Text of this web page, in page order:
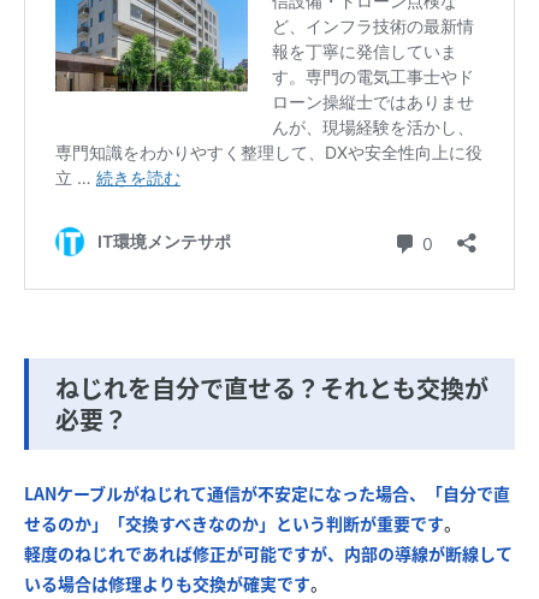
ねじれを自分で直せる？それとも交換が
必要？
LANケーブルがねじれて通信が不安定になった場合、「自分で直
せるのか」「交換すべきなのか」という判断が重要です。
軽度のねじれであれば修正が可能ですが、内部の導線が断線して
いる場合は修理よりも交換が確実です。